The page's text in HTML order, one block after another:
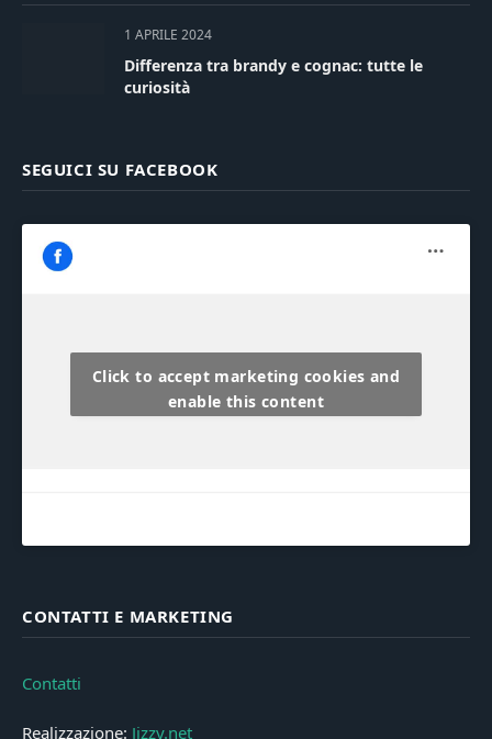
1 APRILE 2024
Differenza tra brandy e cognac: tutte le
curiosità
SEGUICI SU FACEBOOK
Click to accept marketing cookies and
enable this content
CONTATTI E MARKETING
Contatti
Realizzazione: Jizzy.net